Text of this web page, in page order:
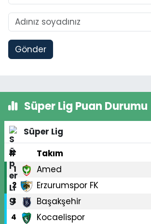
Gönder
Süper Lig Puan Durumu
Süper Lig
#
Takım
1 Amed
2 Erzurumspor FK
3 Başakşehir
4 Kocaelispor